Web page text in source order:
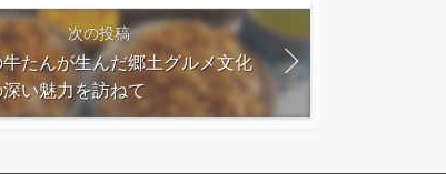
次の投稿
たんが生んだ郷土グルメ文化
い魅力を訪ねて